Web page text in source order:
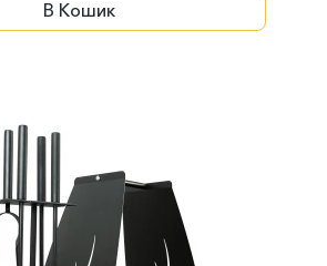
В Кошик